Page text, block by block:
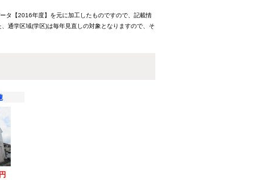
タ【2016年度】を元に加工したものですので、記載情
通学区域(学区)は毎年見直しの対象となりますので、そ